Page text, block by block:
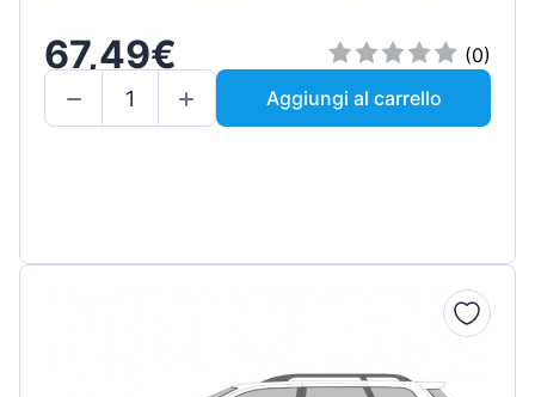
67,49€
(0)
Aggiungi al carrello